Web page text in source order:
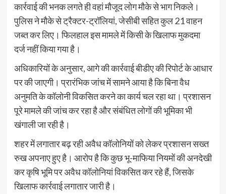
कार्रवाई की भनक लगते ही वहां मौजूद लोग मौके से भाग निकले।
पुलिस ने मौके से ट्रैक्टर-ट्रॉलियां, जेसीबी सहित कुल 21 वाहन
जब्त कर लिए। फिलहाल इस मामले में किसी के खिलाफ मुकदमा
दर्ज नहीं किया गया है।
अधिकारियों के अनुसार, आगे की कार्रवाई बीडीए की रिपोर्ट के आधार
पर की जाएगी। प्रारंभिक जांच में सामने आया है कि बिना वैध
अनुमति के कॉलोनी विकसित करने का कार्य चल रहा था। प्रशासन
पूरे मामले की जांच कर रहा है और संबंधित लोगों की भूमिका भी
खंगाली जा रही है।
शहर में लगातार बढ़ रही अवैध कॉलोनियों को लेकर प्रशासन सख्त
रुख अपनाए हुए है। आरोप है कि कुछ भू-माफिया नियमों की अनदेखी
कर कृषि भूमि पर अवैध कॉलोनियां विकसित कर रहे हैं, जिसके
खिलाफ कार्रवाई लगातार जारी है।